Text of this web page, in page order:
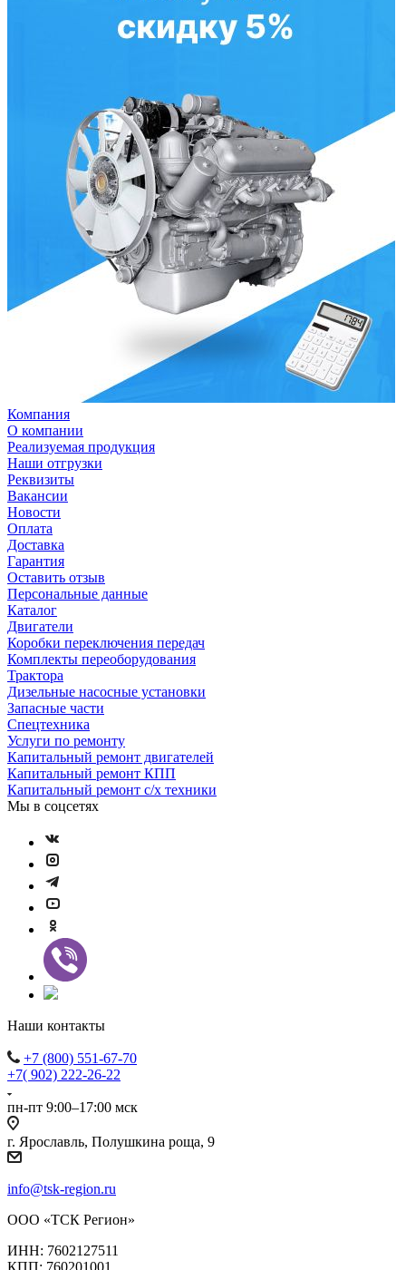
Компания
О компании
Реализуемая продукция
Наши отгрузки
Реквизиты
Вакансии
Новости
Оплата
Доставка
Гарантия
Оставить отзыв
Персональные данные
Каталог
Двигатели
Коробки переключения передач
Комплекты переоборудования
Трактора
Дизельные насосные установки
Запасные части
Спецтехника
Услуги по ремонту
Капитальный ремонт двигателей
Капитальный ремонт КПП
Капитальный ремонт с/х техники
Мы в соцсетях
Наши контакты
+7 (800) 551-67-70
+7( 902) 222-26-22
пн-пт 9:00–17:00 мск
г. Ярославль, Полушкина роща, 9
info@tsk-region.ru
ООО «ТСК Регион»
ИНН: 7602127511
КПП: 760201001